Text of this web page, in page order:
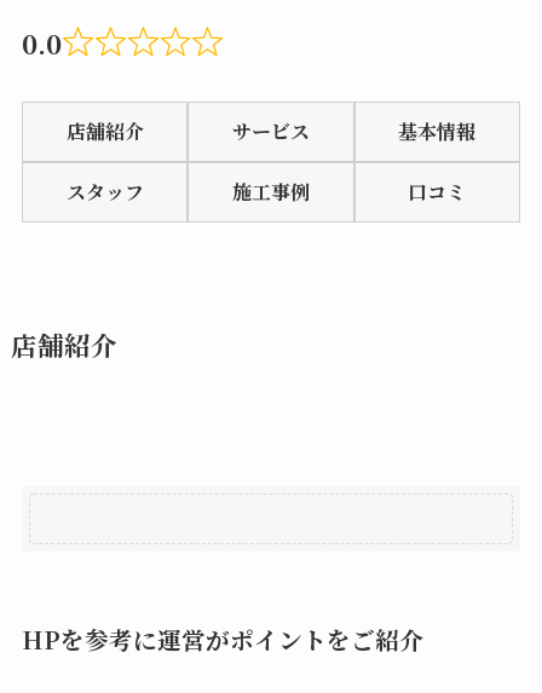
0.0
Rated
0.0
out
5
店舗紹介 サービス 基本情報
スタッフ 施工事例 口コミ
店舗紹介
HPを参考に運営がポイントをご紹介